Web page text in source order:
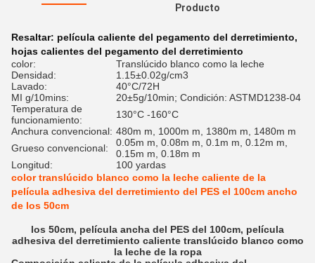
Producto
Resaltar: película caliente del pegamento del derretimiento,
hojas calientes del pegamento del derretimiento
color:
Translúcido blanco como la leche
Densidad:
1.15±0.02g/cm3
Lavado:
40°C/72H
MI g/10mins:
20±5g/10min; Condición: ASTMD1238-04
Temperatura de
funcionamiento:
130°C -160°C
Anchura convencional: 480m m, 1000m m, 1380m m, 1480m m
Grueso convencional:
0.05m m, 0.08m m, 0.1m m, 0.12m m,
0.15m m, 0.18m m
Longitud:
100 yardas
color translúcido blanco como la leche caliente de la
película adhesiva del derretimiento del PES el 100cm ancho
de los 50cm
los 50cm, película ancha del PES del 100cm, película
adhesiva del derretimiento caliente translúcido blanco como
la leche de la ropa